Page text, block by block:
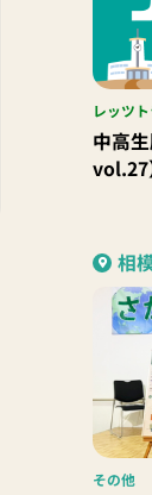
レッツ
中高
相
その他